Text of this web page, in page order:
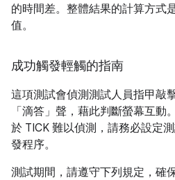
的時間差。整體結果的計算方式
值。
成功觸發輕觸的指南
這項測試會偵測測試人員指甲敲
「滴答」聲，藉此判斷螢幕互動
於 TICK 難以偵測，請務必設定
發程序。
測試期間，請遵守下列規定，確